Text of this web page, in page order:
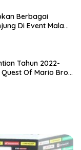
Berbagai
Di Event Malam
Tahun 2022-
Of Mario Bros